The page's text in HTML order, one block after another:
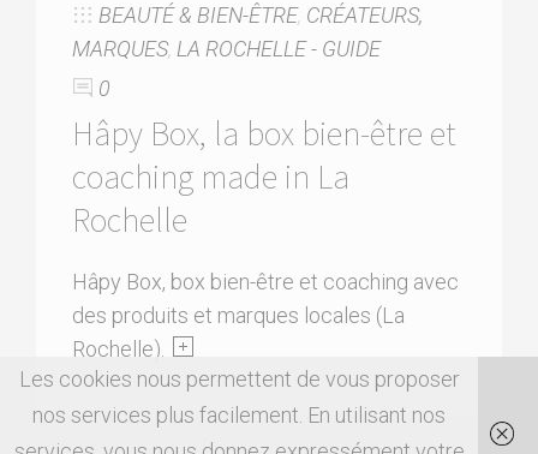
BEAUTÉ & BIEN-ÊTRE, CRÉATEURS,
MARQUES, LA ROCHELLE - GUIDE
0
Hâpy Box, la box bien-être et
coaching made in La
Rochelle
Hâpy Box, box bien-être et coaching avec
des produits et marques locales (La
Rochelle).
Les cookies nous permettent de vous proposer
nos services plus facilement. En utilisant nos